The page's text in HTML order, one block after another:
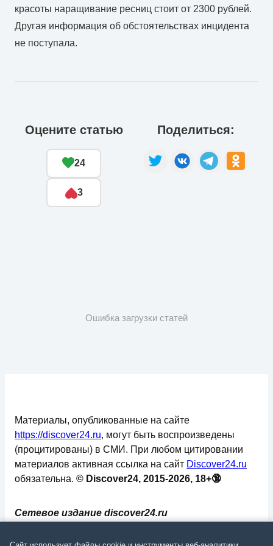
красоты наращивание ресниц стоит от 2300 рублей.
Другая информация об обстоятельствах инцидента
не поступала.
Оцените статью
24
3
Поделиться:
Ошибка загрузки статей
Сетевое издание discover24.ru
надзору в сфере связи, информационных
Материалы, опубликованные на сайте
https://discover24.ru, могут быть воспроизведены
(процитированы) в СМИ. При любом цитировании
материалов активная ссылка на сайт Discover24.ru
обязательна. © Discover24, 2015-2026, 18+🔞